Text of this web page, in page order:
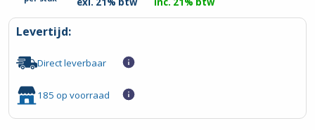
Levertijd:
Direct leverbaar
185 op voorraad